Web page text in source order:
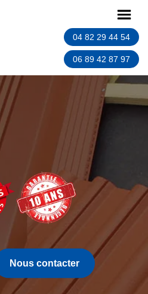
04 82 29 44 54
06 89 42 87 97
Nous contacter